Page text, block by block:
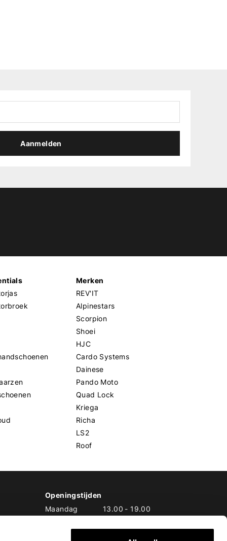
Aanmelden
Merken
REV'IT
Alpinestars
Scorpion
Shoei
HJC
Cardo Systems
Dainese
Pando Moto
Quad Lock
Kriega
Richa
LS2
Roof
Openingstijden
Maandag
13.00 - 19.00
Woensdag
10.00-19.00